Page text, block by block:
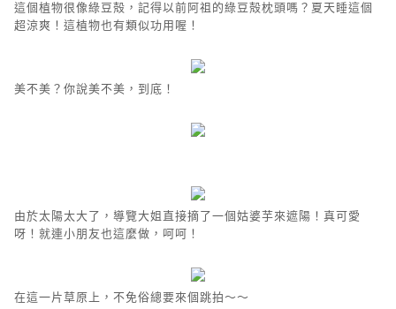
這個植物很像綠豆殻，記得以前阿祖的綠豆殻枕頭嗎？夏天睡這個
超涼爽！這植物也有類似功用喔！
美不美？你說美不美，到底！
由於太陽太大了，導覽大姐直接摘了一個姑婆芋來遮陽！真可愛
呀！就連小朋友也這麼做，呵呵！
在這一片草原上，不免俗總要來個跳拍～～